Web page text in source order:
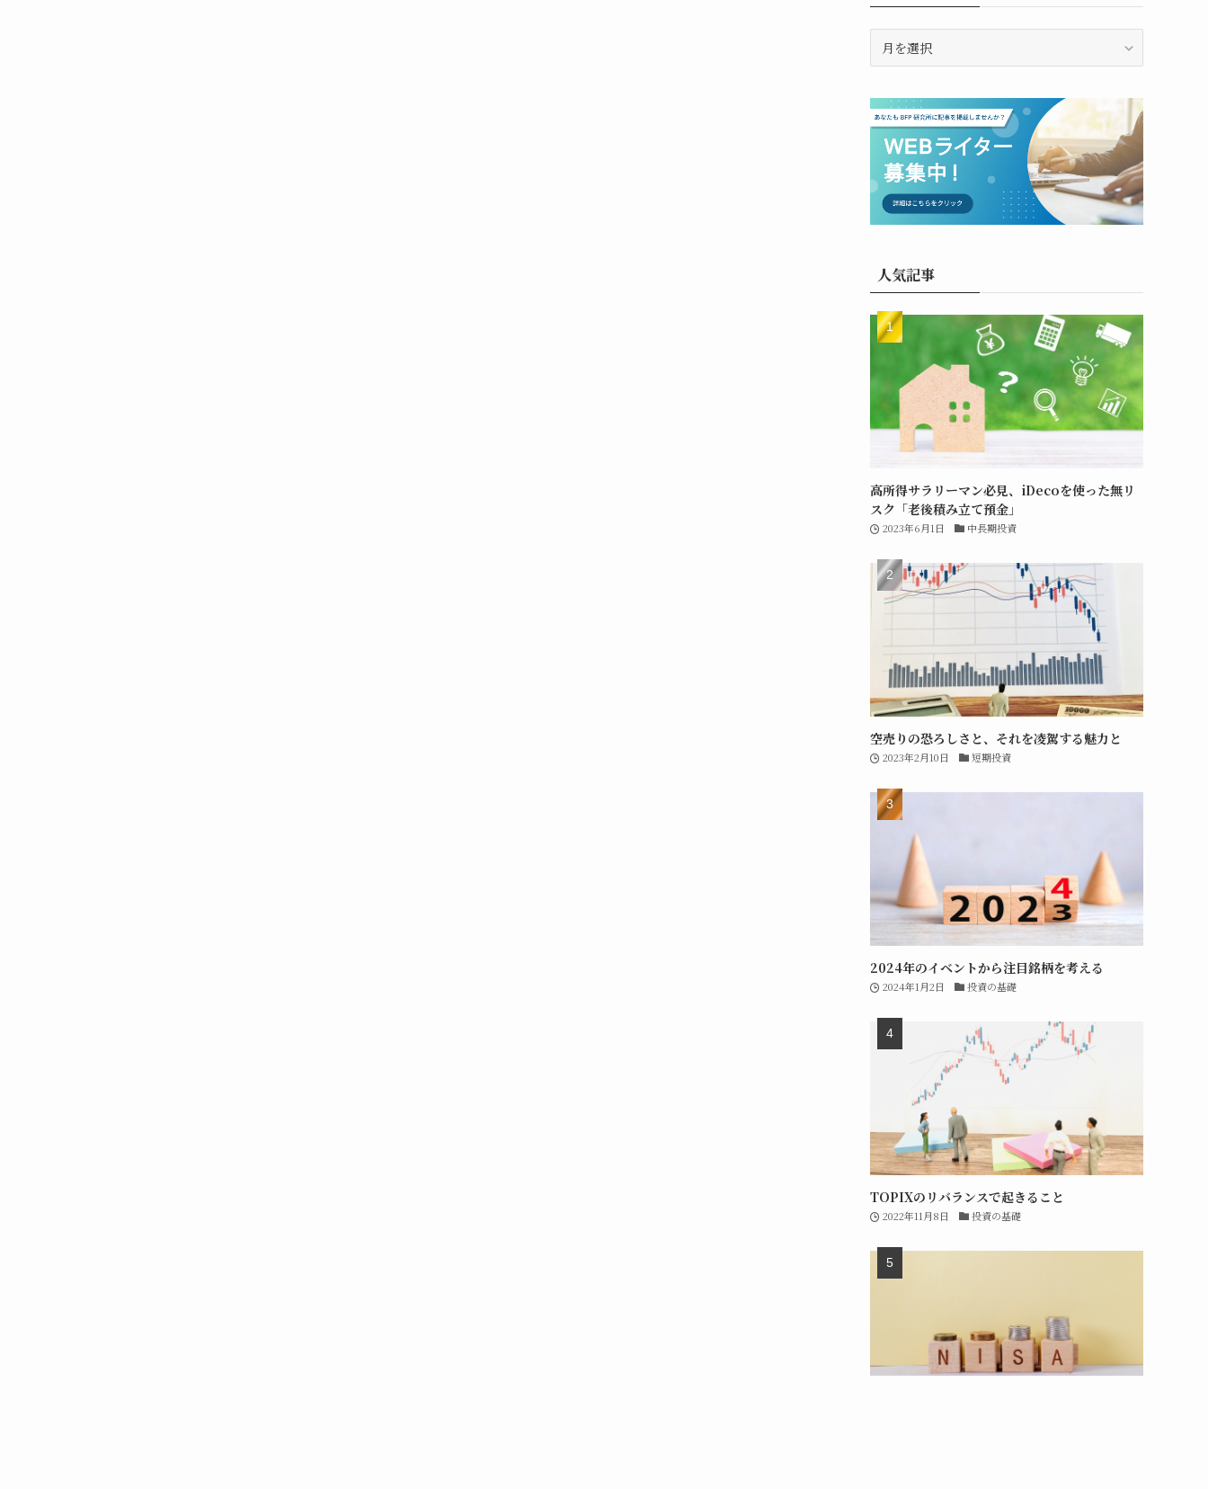
イ
ブ
人気記事
高所得サラリーマン必見、iDecoを使った無リ
スク「老後積み立て預金」
2023年6月1日 中長期投資
空売りの恐ろしさと、それを凌駕する魅力と
2023年2月10日 短期投資
2024年のイベントから注目銘柄を考える
2024年1月2日 投資の基礎
TOPIXのリバランスで起きること
2022年11月8日 投資の基礎